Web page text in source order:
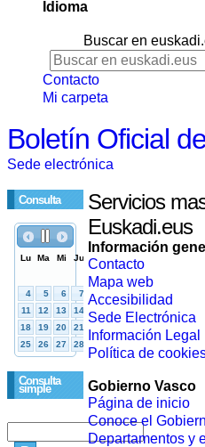
Idioma
Buscar en
Contacto
Mi carpeta
Boletín Oficial
Sede electrónica
Consulta
Consulta
simple
Servicios
Euskadi.eus
Información
Contacto
Mapa web
Accesibilidad
Sede Electrónica
Información Legal
Política de
Gobierno Vasco
Página de inicio
Conoce el
Departamentos y